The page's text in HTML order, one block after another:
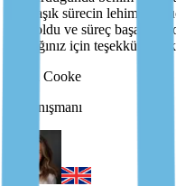
karmaşık sürecin lehime
öyle oldu ve süreç başarıya
yazdığınız için teşekkürler,
Sarah Cooke
İş Danışmanı